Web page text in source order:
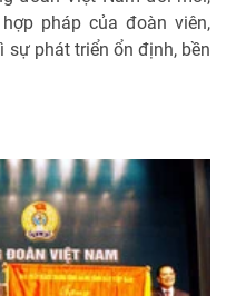
pháp của đoàn viên,
sự phát triển ổn định, bền